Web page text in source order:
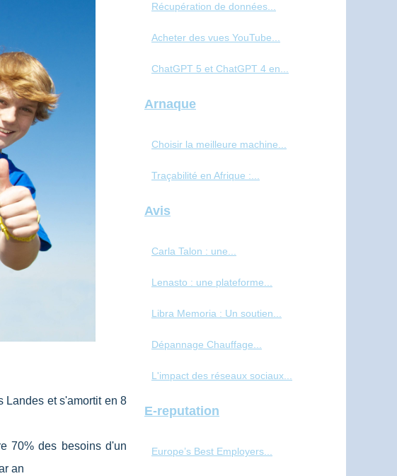
Landes et s'amortit en 8
70% des besoins d'un
an
Récupération de données...
Acheter des vues YouTube...
ChatGPT 5 et ChatGPT 4 en...
Arnaque
Choisir la meilleure machine...
Traçabilité en Afrique :...
Avis
Carla Talon : une...
Lenasto : une plateforme...
Libra Memoria : Un soutien...
Dépannage Chauffage...
L'impact des réseaux sociaux...
E-reputation
Europe’s Best Employers...